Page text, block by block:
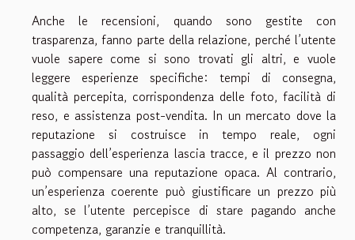
Anche le recensioni, quando sono gestite con
trasparenza, fanno parte della relazione, perché l’utente
vuole sapere come si sono trovati gli altri, e vuole
leggere esperienze specifiche: tempi di consegna,
qualità percepita, corrispondenza delle foto, facilità di
reso, e assistenza post-vendita. In un mercato dove la
reputazione si costruisce in tempo reale, ogni
passaggio dell’esperienza lascia tracce, e il prezzo non
può compensare una reputazione opaca. Al contrario,
un’esperienza coerente può giustificare un prezzo più
alto, se l’utente percepisce di stare pagando anche
competenza, garanzie e tranquillità.